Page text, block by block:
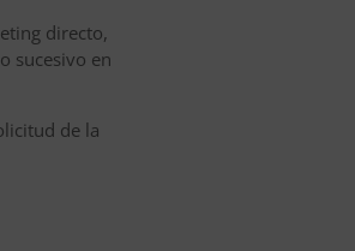
directo,
sucesivo en
de la